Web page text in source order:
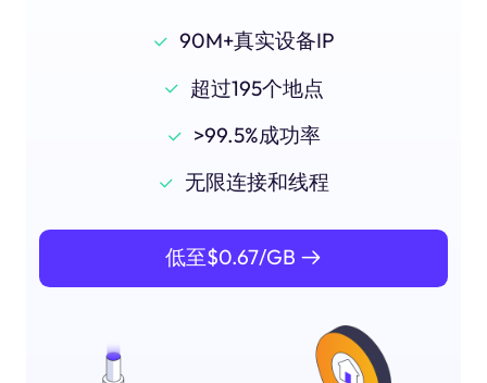
90M+真实设备IP
超过195个地点
>99.5%成功率
无限连接和线程
低至$0.67/GB